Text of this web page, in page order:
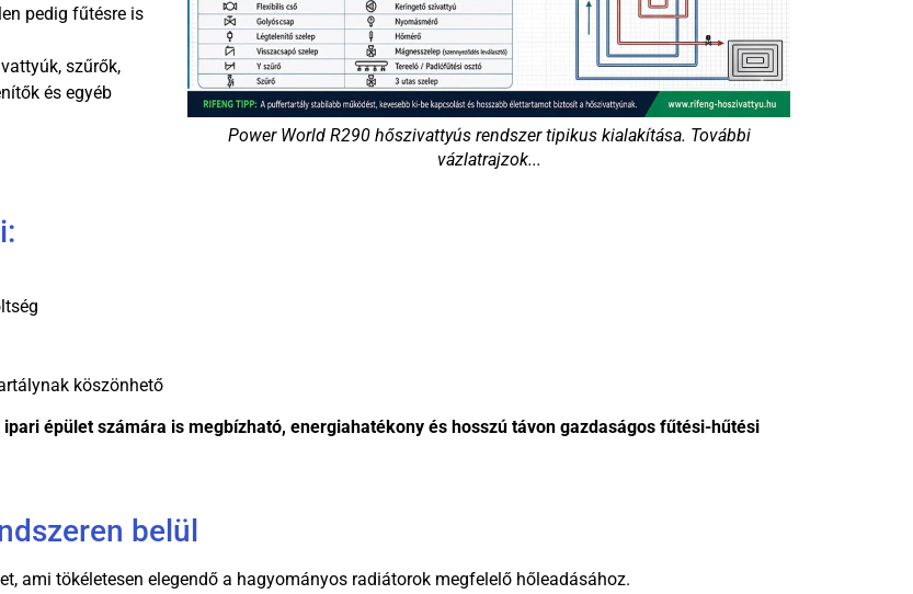
pedig fűtésre is
szűrők,
és egyéb
Power World R290 hőszivattyús rendszer tipikus kialakítása. További
vázlatrajzok...
köszönhető
épület számára is megbízható, energiahatékony és hosszú távon gazdaságos fűtési-hűtési
belül
ami tökéletesen elegendő a hagyományos radiátorok megfelelő hőleadásához.